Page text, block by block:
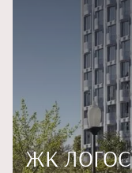
ЖК ЛОГОС